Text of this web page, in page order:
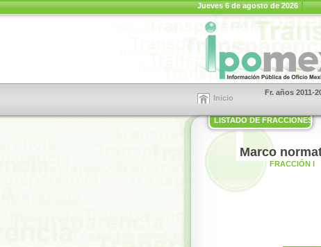
Jueves 6 de agosto de 2026
Inicio
Fr. años 2011-
LISTADO DE FRACCIONES
Marco
FRACCIÓN I